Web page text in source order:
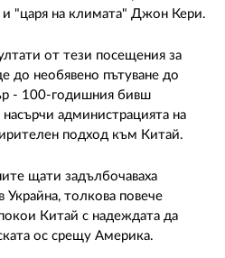
"царя на климата" Джон Кери.
от тези посещения за
до необявено пътуване до
- 100-годишния бивш
администрацията на
подход към Китай.
щати задълбочаваха
Украйна, толкова повече
Китай с надеждата да
ос срещу Америка.